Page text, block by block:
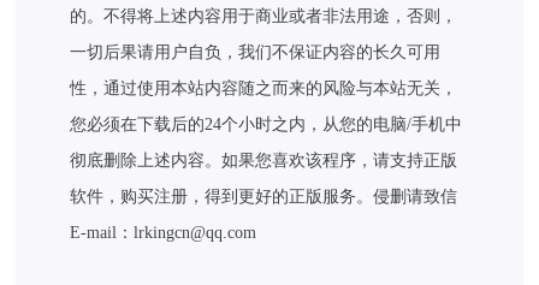
的。不得将上述内容用于商业或者非法用途，否则，
一切后果请用户自负，我们不保证内容的长久可用
性，通过使用本站内容随之而来的风险与本站无关，
您必须在下载后的24个小时之内，从您的电脑/手机中
彻底删除上述内容。如果您喜欢该程序，请支持正版
软件，购买注册，得到更好的正版服务。侵删请致信
E-mail：lrkingcn@qq.com